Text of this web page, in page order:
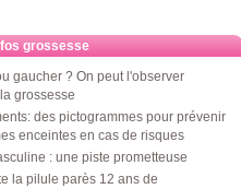
grossesse
gaucher ? On peut l'observer
grossesse
des pictogrammes pour prévenir
enceintes en cas de risques
: une piste prometteuse
la pilule parès 12 ans de